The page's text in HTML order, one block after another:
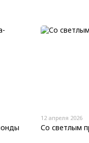
12 апреля 2026
Со светлым